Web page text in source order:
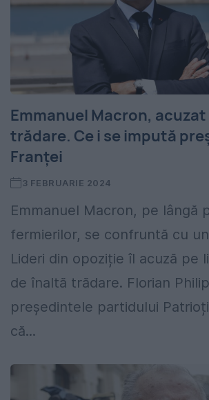
Emmanuel Macron,
trădare. Ce i se impută
Franței
3 FEBRUARIE 2024
Emmanuel Macron, pe lângă
fermierilor, se confruntă cu
Lideri din opoziție îl acuză pe
de înaltă trădare. Florian
președintele partidului
că...